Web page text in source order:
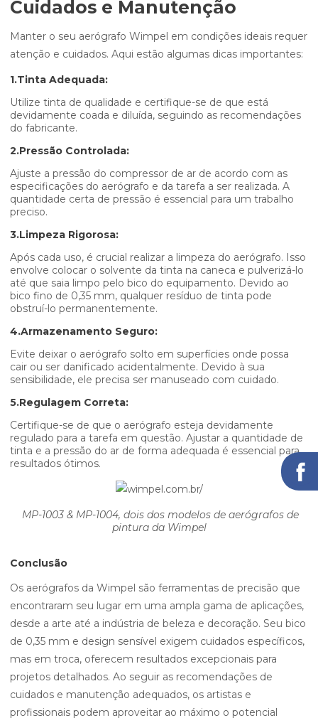
Cuidados e Manutenção
Manter o seu aerógrafo Wimpel em condições ideais requer
atenção e cuidados. Aqui estão algumas dicas importantes:
1.Tinta Adequada:
Utilize tinta de qualidade e certifique-se de que está
devidamente coada e diluída, seguindo as recomendações
do fabricante.
2.Pressão Controlada:
Ajuste a pressão do compressor de ar de acordo com as
especificações do aerógrafo e da tarefa a ser realizada. A
quantidade certa de pressão é essencial para um trabalho
preciso.
3.Limpeza Rigorosa:
Após cada uso, é crucial realizar a limpeza do aerógrafo. Isso
envolve colocar o solvente da tinta na caneca e pulverizá-lo
até que saia limpo pelo bico do equipamento. Devido ao
bico fino de 0,35 mm, qualquer resíduo de tinta pode
obstruí-lo permanentemente.
4.Armazenamento Seguro:
Evite deixar o aerógrafo solto em superfícies onde possa
cair ou ser danificado acidentalmente. Devido à sua
sensibilidade, ele precisa ser manuseado com cuidado.
5.Regulagem Correta:
Certifique-se de que o aerógrafo esteja devidamente
regulado para a tarefa em questão. Ajustar a quantidade de
tinta e a pressão do ar de forma adequada é essencial para
resultados ótimos.
MP-1003 & MP-1004, dois dos modelos de aerógrafos de
pintura da Wimpel
Conclusão
Os aerógrafos da Wimpel são ferramentas de precisão que
encontraram seu lugar em uma ampla gama de aplicações,
desde a arte até a indústria de beleza e decoração. Seu bico
de 0,35 mm e design sensível exigem cuidados específicos,
mas em troca, oferecem resultados excepcionais para
projetos detalhados. Ao seguir as recomendações de
cuidados e manutenção adequados, os artistas e
profissionais podem aproveitar ao máximo o potencial